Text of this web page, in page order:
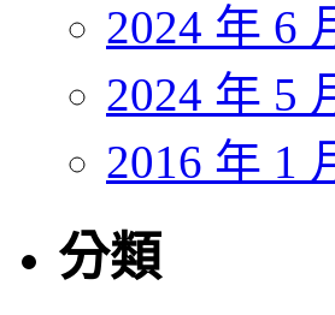
2024 年 6
2024 年 5
2016 年 1
分類